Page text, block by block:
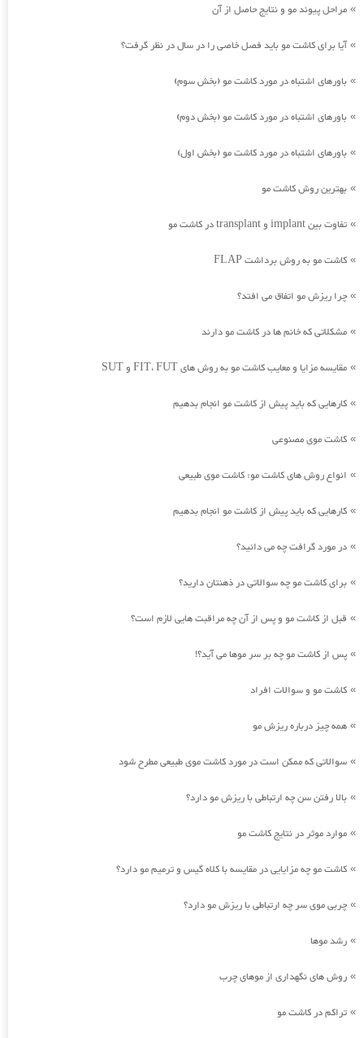
» مراحل پیوند مو و نتایج حاصل از آن
»آیا برای کاشت مو باید فصل خاصی را در سال در نظر گرفت؟
» باورهای اشتباه در مورد کاشت مو (بخش سوم)
» باورهای اشتباه در مورد کاشت مو (بخش دوم)
» باورهای اشتباه در مورد کاشت مو (بخش اول)
» بهترین روش کاشت مو
» تفاوت بین implant و transplant در کاشت مو
» کاشت مو به روش برداشت FLAP
» چرا ریزش مو اتفاق می افتد؟
» مشکلاتی که خانم ها در کاشت مو دارند
» مقایسه مزایا و معایب کاشت مو به روش های FIT، FUT و SUT
» کارهایی که باید پیش از کاشت مو انجام بدهیم
» کاشت موی مصنوعی
» انواع روش های کاشت مو: کاشت موی طبیعی
» کارهایی که باید پیش از کاشت مو انجام بدهیم
» در مورد گرافت چه می دانید؟
» برای کاشت مو چه سوالاتی در ذهنتان دارید؟
» قبل از کاشت مو و پس از آن چه مراقبت هایی لازم است؟
» پس از کاشت مو چه بر سر موها می آید؟!
» کاشت مو و سوالات افراد
» همه چیز درباره ریزش مو
» سوالاتی که ممکن است در مورد کاشت موی طبیعی مطرح شود
» بالا رفتن سن چه ارتباطی با ریزش مو دارد؟
» موارد موثر در نتایج کاشت مو
» کاشت مو چه مزایایی در مقایسه با کلاه گیس و ترمیم مو دارد؟
» چربی موی سر چه ارتباطی با ریزش مو دارد؟
» رشد موها
» روش های نگهداری از موهای چرب
» تراکم در کاشت مو